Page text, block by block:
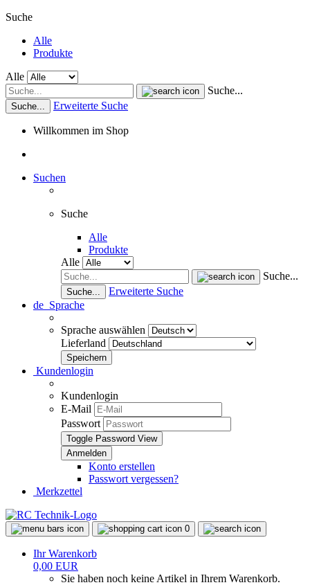
Suche
Alle
Produkte
Alle
Suche...
Suche... Erweiterte Suche
Willkommen im Shop
Suchen
Suche
Alle
Produkte
Alle
Suche...
Suche...
Erweiterte Suche
de Sprache
Sprache auswählen
Lieferland
Kundenlogin
Kundenlogin
E-Mail
Passwort
Toggle Password View
Konto erstellen
Passwort vergessen?
Merkzettel
0
Ihr Warenkorb
0,00 EUR
Sie haben noch keine Artikel in Ihrem Warenkorb.